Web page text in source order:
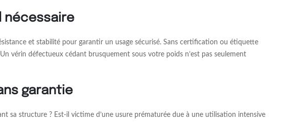
nécessaire
et stabilité pour garantir un usage sécurisé. Sans certification ou étiquette
vérin défectueux cédant brusquement sous votre poids n’est pas seulement
garantie
sa structure ? Est-il victime d’une usure prématurée due à une utilisation intensive